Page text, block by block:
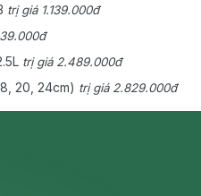
trị giá 1.139.000đ
trị giá 2.489.000đ
20, 24cm) trị giá 2.829.000đ